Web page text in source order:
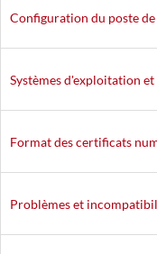
Configuration du poste
Systèmes d'exploitation
Format des certificats
Problèmes et